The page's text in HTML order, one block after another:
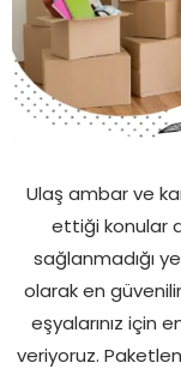
Ulaş ambar ve
ettiği konular
sağlanmadığı
olarak en
eşyalarınız için
veriyoruz.